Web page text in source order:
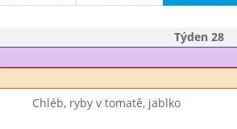
Týden 28
Chléb, ryby v tomatě, jablko